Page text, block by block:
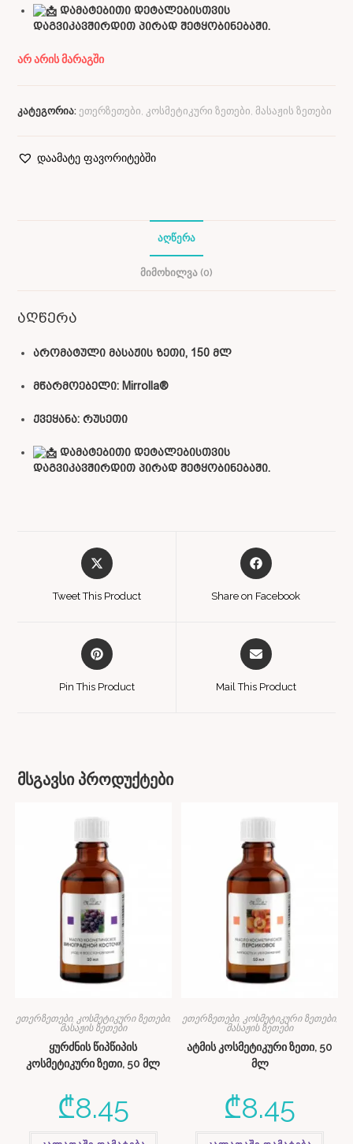
დამატებითი დეტალებისთვის
დაგვიკავშირდით პირად შეტყობინებაში.
არ არის მარაგში
კატეგორია: ეთერზეთები, კოსმეტიკური ზეთები, მასაჟის ზეთები
დაამატე ფავორიტებში
ᲐᲦᲬᲔᲠᲐ
ᲛᲘᲛᲝᲮᲘᲚᲕᲐ (0)
აღწერა
არომატული მასაჟის ზეთი, 150 მლ
მწარმოებელი: Mirrolla®
ქვეყანა: რუსეთი
დამატებითი დეტალებისთვის
დაგვიკავშირდით პირად შეტყობინებაში.
Tweet This Product Share on Facebook
Pin This Product Mail This Product
მსგავსი პროდუქტები
ეთერზეთები, კოსმეტიკური ზეთები,
მასაჟის ზეთები
ყურძნის წიპწიპის
კოსმეტიკური ზეთი, 50 მლ
₾8.45
ეთერზეთები, კოსმეტიკური ზეთები,
მასაჟის ზეთები
ატმის კოსმეტიკური ზეთი, 50
მლ
₾8.45